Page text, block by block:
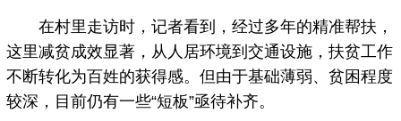
在村里走访时，记者看到，经过多年的精准帮扶，
这里减贫成效显著，从人居环境到交通设施，扶贫工作
不断转化为百姓的获得感。但由于基础薄弱、贫困程度
较深，目前仍有一些“短板”亟待补齐。